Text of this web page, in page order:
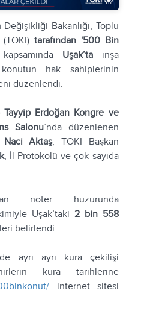
Bakanlığı, Toplu
tarafından '500 Bin
kapsamında Uşak’tainşa
hak sahiplerinin
düzenlendi.
Erdoğan Kongre ve
Salonu’nda düzenlenen
Naci Aktaş, TOKİ Başkan
, İl Protokolü ve çok sayıda
noter huzurunda
Uşak’taki 2 bin 558
belirlendi.
ayrı ayrı kura çekilişi
kura tarihlerine
internet sitesi